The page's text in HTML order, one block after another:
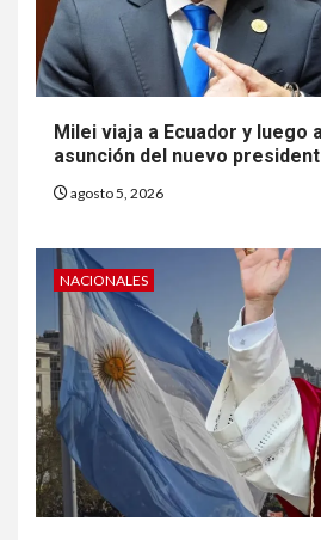
Milei viaja a Ecuador y luego
asunción del nuevo
agosto 5, 2026
NACIONALES